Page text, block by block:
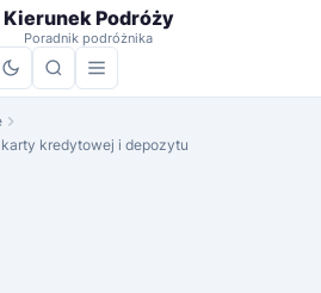
Kierunek Podróży
Poradnik podróżnika
kredytowej i depozytu